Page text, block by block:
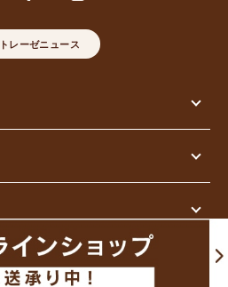
レーゼニュース
All Rights Reserved.